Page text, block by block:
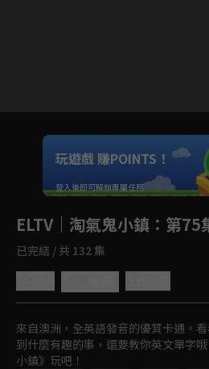
Unmute
如有不便請見諒
玩遊戲 賺POINTS！
登入後即可解鎖專屬任務
ELTV｜淘氣鬼小鎮 ：第75
已完結 / 共 132 集
來自澳洲，全英語發音的優質卡通。
到什麼有趣的事，還要教你英文單字
小鎮》玩吧！